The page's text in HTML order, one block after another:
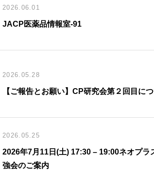
2026.06.01
JACP医薬品情報室-91
2026.05.28
【ご報告とお願い】CP研究会第２回目に
2026.05.25
2026年7月11日(土) 17:30 – 19:00ネオプ
強会のご案内